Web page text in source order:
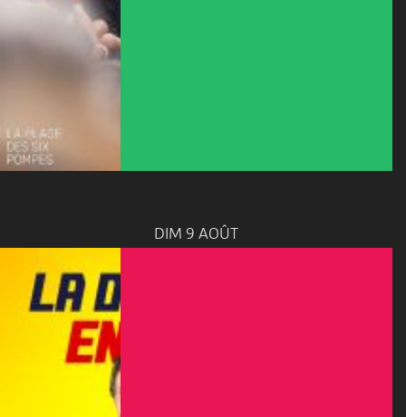
DIM 9 AOÛT